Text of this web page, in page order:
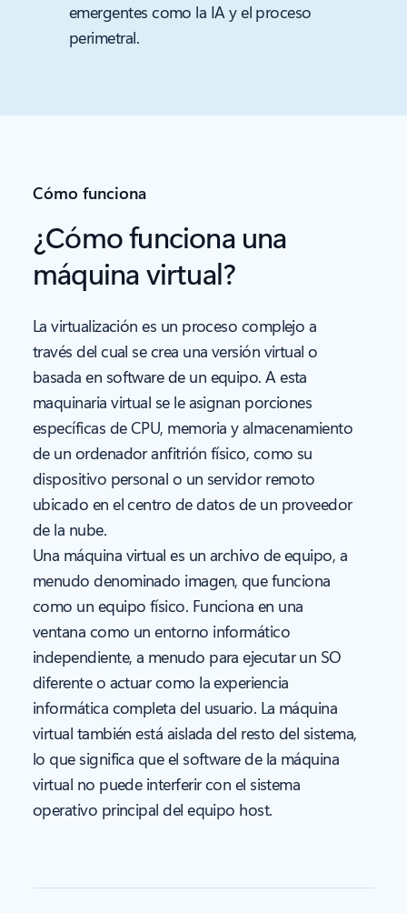
emergentes como la IA y el proceso
perimetral.
Cómo funciona
¿Cómo funciona una
máquina virtual?
La virtualización es un proceso complejo a
través del cual se crea una versión virtual o
basada en software de un equipo. A esta
maquinaria virtual se le asignan porciones
específicas de CPU, memoria y almacenamiento
de un ordenador anfitrión físico, como su
dispositivo personal o un servidor remoto
ubicado en el centro de datos de un proveedor
de la nube.
Una máquina virtual es un archivo de equipo, a
menudo denominado imagen, que funciona
como un equipo físico. Funciona en una
ventana como un entorno informático
independiente, a menudo para ejecutar un SO
diferente o actuar como la experiencia
informática completa del usuario. La máquina
virtual también está aislada del resto del sistema,
lo que significa que el software de la máquina
virtual no puede interferir con el sistema
operativo principal del equipo host.